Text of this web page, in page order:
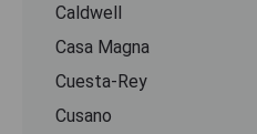
Caldwell
Casa Magna
Cuesta-Rey
Cusano